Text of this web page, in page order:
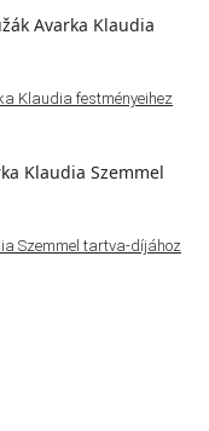
Klaudia festményeihez
Szemmel tartva-díjához